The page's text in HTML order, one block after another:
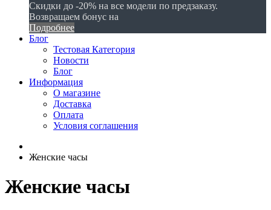
Скидки до -20% на все модели по предзаказу.
Возвращаем бонус на
Подробнее
Блог
Тестовая Категория
Новости
Блог
Информация
О магазине
Доставка
Оплата
Условия соглашения
Женские часы
Женские часы